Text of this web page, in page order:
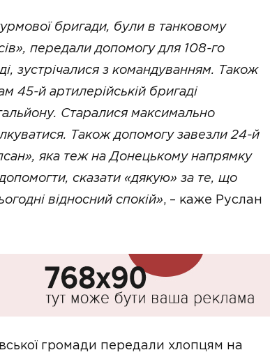
бригади, були в танковому
передали допомогу для 108-го
зустрічалися з командуванням. Також
45-й артилерійській бригаді
Старалися максимально
Також допомогу завезли 24-й
яка теж на Донецькому напрямку
сказати «дякую» за те, що
відносний спокій», – каже Руслан
громади передали хлопцям на